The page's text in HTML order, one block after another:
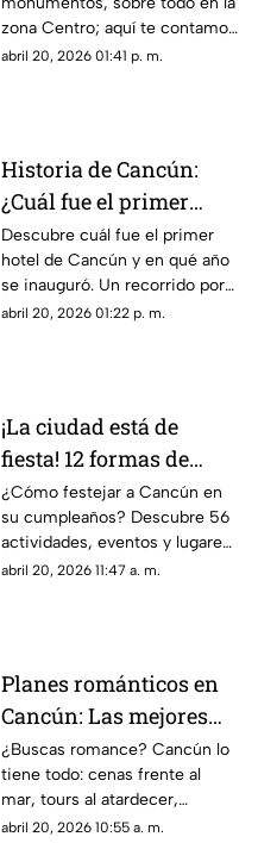
Cancún: Checa sus
apodos y nombres
reales
zona Centro; aquí te contamos
sus nombres reales y los
abril 20, 2026 01:41 p. m.
Historia de Cancún:
¿Cuál fue el primer
hotel en construirse y
en qué año se
inauguró?
Descubre cuál fue el primer
hotel de Cancún y en qué año
se inauguró. Un recorrido por
la historia del Playa Blanca y
abril 20, 2026 01:22 p. m.
¡La ciudad está de
fiesta! 12 formas de
celebrar a Cancún en
su 56 Aniversario
¿Cómo festejar a Cancún en
su cumpleaños? Descubre 56
actividades, eventos y lugares
para celebrar el 56 Aniversario
abril 20, 2026 11:47 a. m.
Planes románticos en
Cancún: Las mejores
experiencias para vivir
en pareja este 2026
¿Buscas romance? Cancún lo
tiene todo: cenas frente al
mar, tours al atardecer,
cenotes mágicos y spas de
abril 20, 2026 10:55 a. m.